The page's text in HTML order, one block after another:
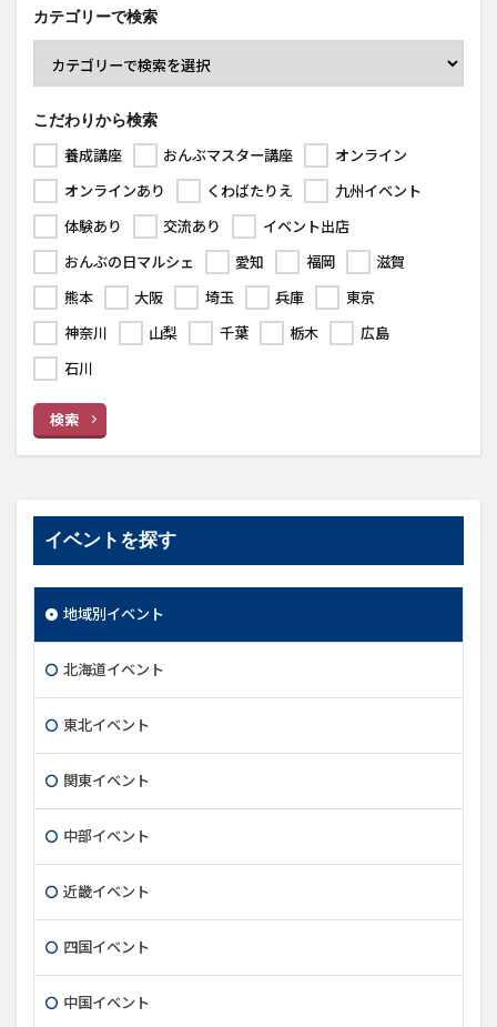
カテゴリーで検索
こだわりから検索
養成講座
おんぶマスター講座
オンライン
オンラインあり
くわばたりえ
九州イベント
体験あり
交流あり
イベント出店
おんぶの日マルシェ
愛知 福岡
滋賀
熊本
大阪 埼玉 兵庫
東京
神奈川
山梨 千葉 栃木
広島
石川
検索
イベントを探す
地域別イベント
北海道イベント
東北イベント
関東イベント
中部イベント
近畿イベント
四国イベント
中国イベント